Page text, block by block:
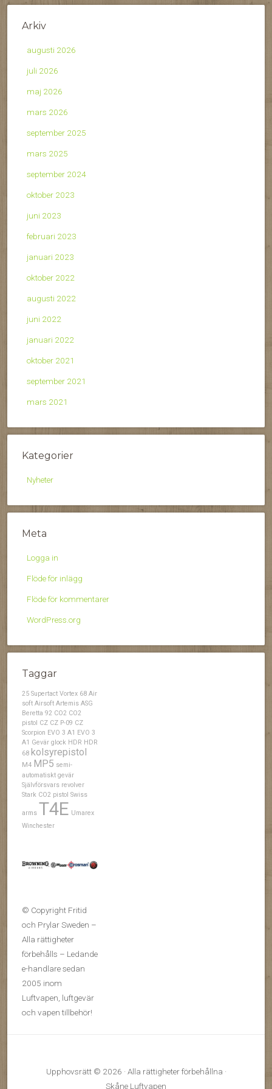
Arkiv
augusti 2026
juli 2026
maj 2026
mars 2026
september 2025
mars 2025
september 2024
oktober 2023
juni 2023
februari 2023
januari 2023
oktober 2022
augusti 2022
juni 2022
januari 2022
oktober 2021
september 2021
mars 2021
Kategorier
Nyheter
Meta
Logga in
Flöde för inlägg
Flöde för kommentarer
WordPress.org
Taggar
25 Supertact Vortex 68 Air
soft Airsoft Artemis ASG
Beretta 92 CO2 CO2
pistol CZ CZ P-09 CZ
Scorpion EVO 3 A1 EVO 3
A1 Gevär glock HDR HDR
68 kolsyrepistol
M4 MP5 semi-
automatiskt gevär
Självförsvars revolver
Stark CO2 pistol Swiss
arms T4E Umarex
Winchester
© Copyright Fritid
och Prylar Sweden –
Alla rättigheter
förbehålls – Ledande
e-handlare sedan
2005 inom
Luftvapen, luftgevär
och vapen tillbehör!
Upphovsrätt © 2026 · Alla rättigheter förbehållna ·
Skåne Luftvapen